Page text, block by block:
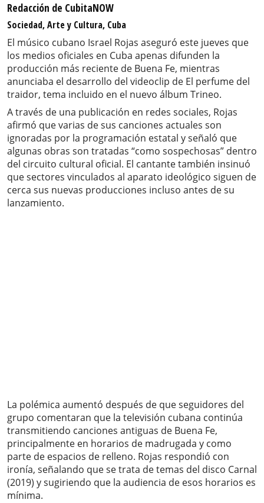
Redacción de CubitaNOW
Sociedad, Arte y Cultura, Cuba
El músico cubano Israel Rojas aseguró este jueves que
los medios oficiales en Cuba apenas difunden la
producción más reciente de Buena Fe, mientras
anunciaba el desarrollo del videoclip de El perfume del
traidor, tema incluido en el nuevo álbum Trineo.
A través de una publicación en redes sociales, Rojas
afirmó que varias de sus canciones actuales son
ignoradas por la programación estatal y señaló que
algunas obras son tratadas “como sospechosas” dentro
del circuito cultural oficial. El cantante también insinuó
que sectores vinculados al aparato ideológico siguen de
cerca sus nuevas producciones incluso antes de su
lanzamiento.
La polémica aumentó después de que seguidores del
grupo comentaran que la televisión cubana continúa
transmitiendo canciones antiguas de Buena Fe,
principalmente en horarios de madrugada y como
parte de espacios de relleno. Rojas respondió con
ironía, señalando que se trata de temas del disco Carnal
(2019) y sugiriendo que la audiencia de esos horarios es
mínima.